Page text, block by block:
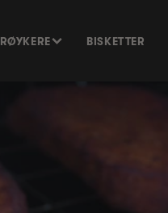
RØYKERE BISKETTER